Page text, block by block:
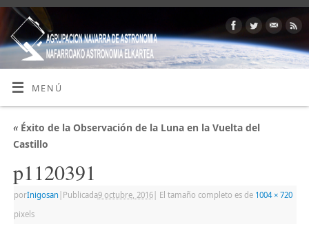
MENÚ
«Éxito de la Observación de la Luna en la Vuelta del
Castillo
p1120391
porInigosan Publicada9 octubre, 2016| El tamaño completo es de 1004 × 720
pixels